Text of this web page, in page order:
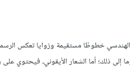
خطوطًا مستقيمة وزوايا تعكس
وما إلى ذلك؛ أما الشعار الأيقوني، فيحتوي